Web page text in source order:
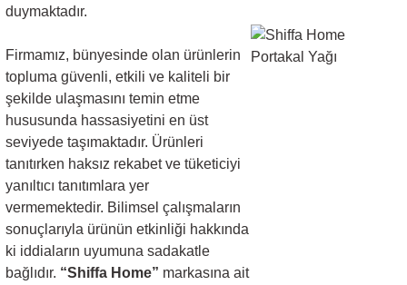
duymaktadır.
Firmamız, bünyesinde olan ürünlerin
topluma güvenli, etkili ve kaliteli bir
şekilde ulaşmasını temin etme
hususunda hassasiyetini en üst
seviyede taşımaktadır. Ürünleri
tanıtırken haksız rekabet ve tüketiciyi
yanıltıcı tanıtımlara yer
vermemektedir. Bilimsel çalışmaların
sonuçlarıyla ürünün etkinliği hakkında
ki iddiaların uyumuna sadakatle
bağlıdır. “Shiffa Home” markasına ait